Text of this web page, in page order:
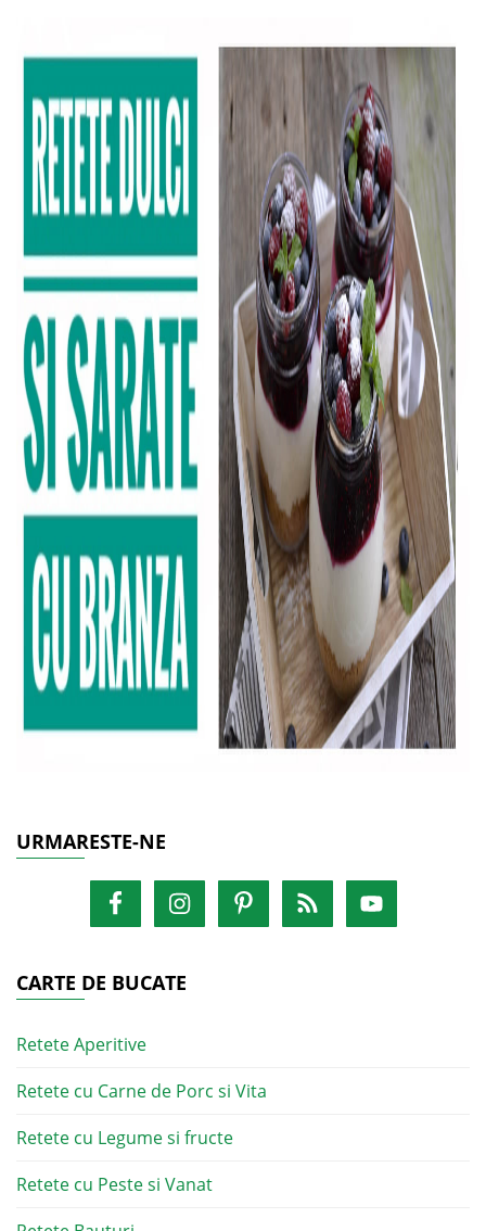
URMARESTE-NE
CARTE DE BUCATE
Retete Aperitive
Retete cu Carne de Porc si Vita
Retete cu Legume si fructe
Retete cu Peste si Vanat